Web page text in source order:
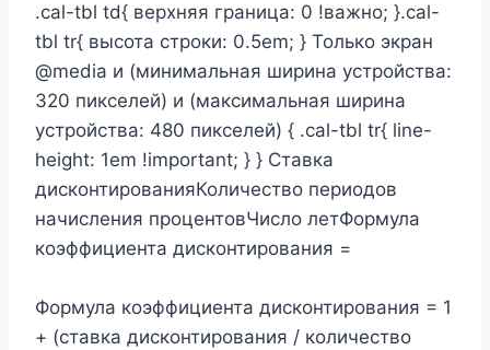
.cal-tbl td{ верхняя граница: 0 !важно; }.cal-
tbl tr{ высота строки: 0.5em; } Только экран
@media и (минимальная ширина устройства:
320 пикселей) и (максимальная ширина
устройства: 480 пикселей) { .cal-tbl tr{ line-
height: 1em !important; } } Ставка
дисконтированияКоличество периодов
начисления процентовЧисло летФормула
коэффициента дисконтирования =
Формула коэффициента дисконтирования = 1
+ (ставка дисконтирования / количество